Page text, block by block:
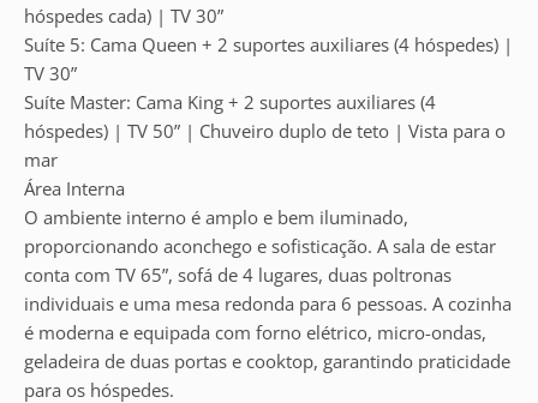
hóspedes cada) | TV 30”
Suíte 5: Cama Queen + 2 suportes auxiliares (4 hóspedes) |
TV 30”
Suíte Master: Cama King + 2 suportes auxiliares (4
hóspedes) | TV 50” | Chuveiro duplo de teto | Vista para o
mar
Área Interna
O ambiente interno é amplo e bem iluminado,
proporcionando aconchego e sofisticação. A sala de estar
conta com TV 65”, sofá de 4 lugares, duas poltronas
individuais e uma mesa redonda para 6 pessoas. A cozinha
é moderna e equipada com forno elétrico, micro-ondas,
geladeira de duas portas e cooktop, garantindo praticidade
para os hóspedes.